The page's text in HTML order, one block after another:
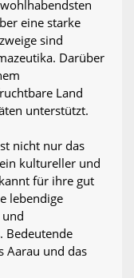
eine starke
sind
Darüber
Land
unterstützt.
nicht nur das
kultureller und
für ihre gut
lebendige
Bedeutende
Aarau und das